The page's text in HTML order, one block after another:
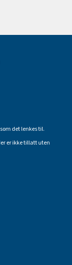
det lenkes til.
er ikke tillatt uten